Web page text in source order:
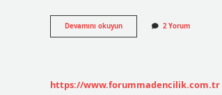
Devamını okuyunOna
Minnettar
2 Yorum
https://www.forummadencilik.com.tr